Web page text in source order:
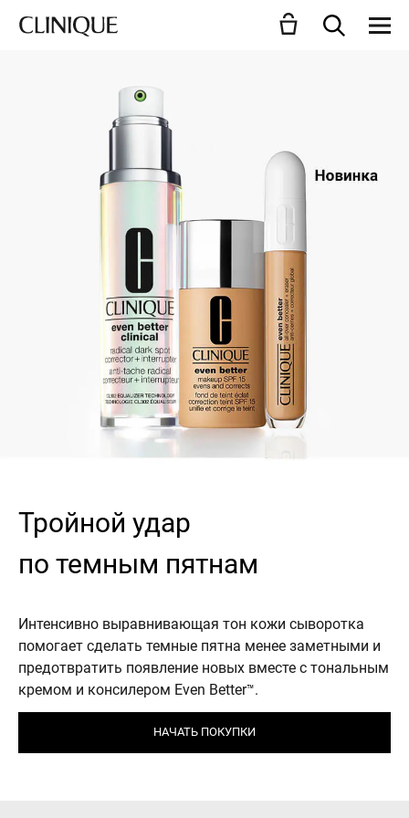
Тройной удар
по темным пятнам
Интенсивно выравнивающая тон кожи сыворотка
помогает сделать темные пятна менее заметными и
предотвратить появление новых вместе с тональным
кремом и консилером Even Better™.
НАЧАТЬ ПОКУПКИ